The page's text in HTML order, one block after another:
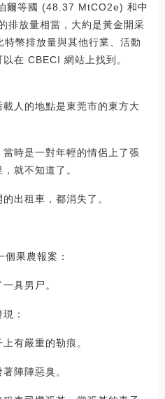
爾等國 (48.37 MtCO2e) 和中
放量相當，大約是黃金開采
幣排放量與其他行業、活動
在 CBECI 網站上找到。
人的地點是東莞市的東方大
時是一對年輕的情侶上了張
就不知道了。
出租車，都消失了。
果農報案：
具男尸。
：
有嚴重的勒痕。
陣陣惡臭。